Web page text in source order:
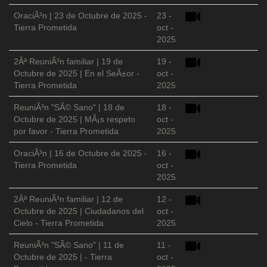
OraciÃ³n | 23 de Octubre de 2025 -
Tierra Prometida
23 -
oct -
2025
2Âª ReuniÃ³n familiar | 19 de
Octubre de 2025 | En el SeÃ±or -
Tierra Prometida
19 -
oct -
2025
ReuniÃ³n "SÃ© Sano" | 18 de
Octubre de 2025 | MÃ¡s respeto
por favor - Tierra Prometida
18 -
oct -
2025
OraciÃ³n | 16 de Octubre de 2025 -
Tierra Prometida
16 -
oct -
2025
2Âª ReuniÃ³n familiar | 12 de
Octubre de 2025 | Ciudadanos del
Cielo - Tierra Prometida
12 -
oct -
2025
ReuniÃ³n "SÃ© Sano" | 11 de
Octubre de 2025 | - Tierra
11 -
oct -